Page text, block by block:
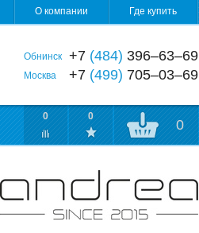
О компании Где купить
Обнинск +7 (484) 396‒63‒69
Москва +7 (499) 705‒03‒69
0 0
0